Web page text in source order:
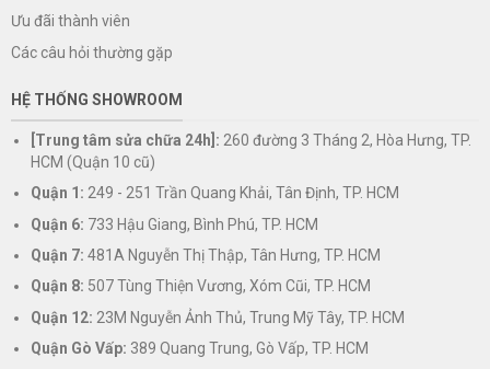
Ưu đãi thành viên
Các câu hỏi thường gặp
HỆ THỐNG SHOWROOM
[Trung tâm sửa chữa 24h]: 260 đường 3 Tháng 2, Hòa Hưng, TP.
HCM (Quận 10 cũ)
Quận 1: 249 - 251 Trần Quang Khải, Tân Định, TP. HCM
Quận 6: 733 Hậu Giang, Bình Phú, TP. HCM
Quận 7: 481A Nguyễn Thị Thập, Tân Hưng, TP. HCM
Quận 8: 507 Tùng Thiện Vương, Xóm Cũi, TP. HCM
Quận 12: 23M Nguyễn Ảnh Thủ, Trung Mỹ Tây, TP. HCM
Quận Gò Vấp: 389 Quang Trung, Gò Vấp, TP. HCM